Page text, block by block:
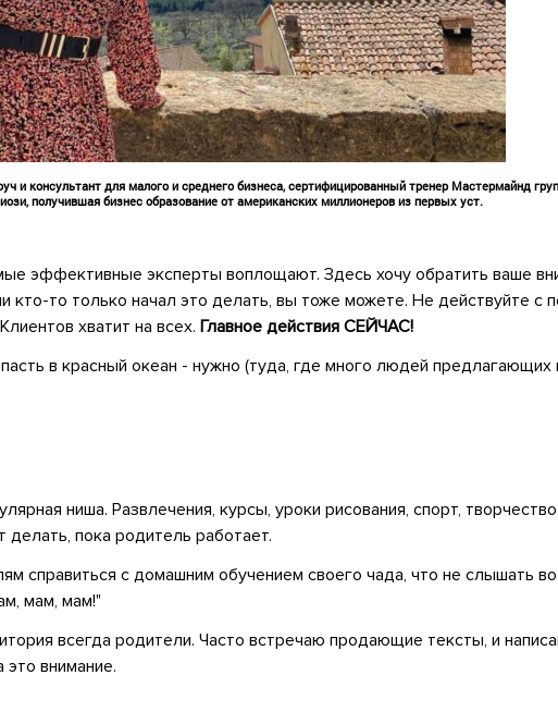
и консультант для малого и среднего бизнеса, сертифицированный тренер Мастермайнд
получившая бизнес образование от американских миллионеров из первых уст.
эффективные эксперты воплощают. Здесь хочу обратить ваше
то только начал это делать, вы тоже можете. Не действуйте с
хватит на всех. Главное действия СЕЙЧАС!
в красный океан - нужно (туда, где много людей предлагающих
ниша. Развлечения, курсы, уроки рисования, спорт,
делать, пока родитель работает.
справиться с домашним обучением своего чада, что не слышать
мам, мам!"
всегда родители. Часто встречаю продающие тексты, и
внимание.